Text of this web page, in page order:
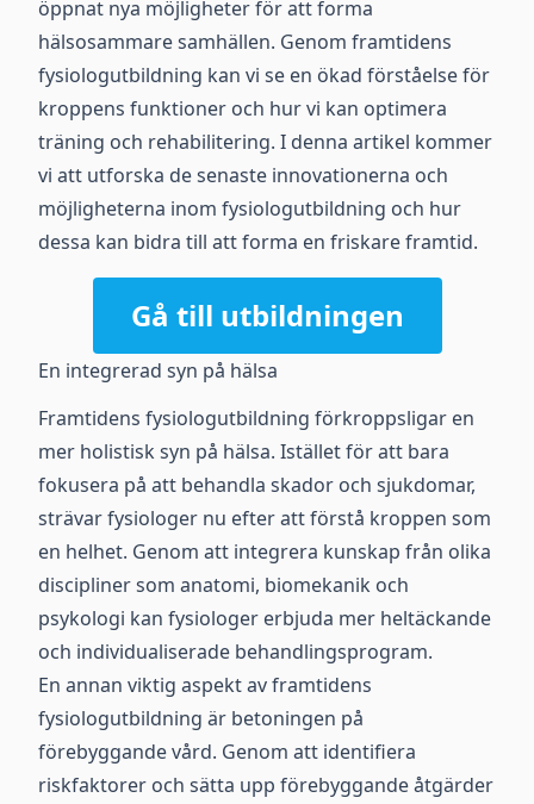
öppnat nya möjligheter för att forma
hälsosammare samhällen. Genom framtidens
fysiologutbildning kan vi se en ökad förståelse för
kroppens funktioner och hur vi kan optimera
träning och rehabilitering. I denna artikel kommer
vi att utforska de senaste innovationerna och
möjligheterna inom fysiologutbildning och hur
dessa kan bidra till att forma en friskare framtid.
Gå till utbildningen
En integrerad syn på hälsa
Framtidens fysiologutbildning förkroppsligar en
mer holistisk syn på hälsa. Istället för att bara
fokusera på att behandla skador och sjukdomar,
strävar fysiologer nu efter att förstå kroppen som
en helhet. Genom att integrera kunskap från olika
discipliner som anatomi, biomekanik och
psykologi kan fysiologer erbjuda mer heltäckande
och individualiserade behandlingsprogram.
En annan viktig aspekt av framtidens
fysiologutbildning är betoningen på
förebyggande vård. Genom att identifiera
riskfaktorer och sätta upp förebyggande åtgärder